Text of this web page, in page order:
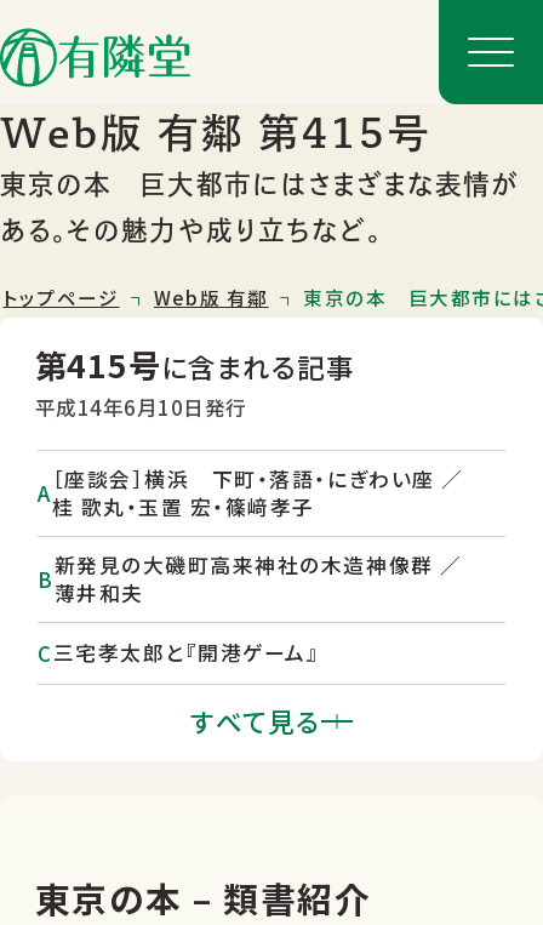
店舗一覧
店舗のご案内
Web版 有鄰 第415号
東京の本 巨大都市にはさまざまな表情が
ある。その魅力や成り立ちなど。
トップページ Web版 有鄰 東京の本 巨大都市には
第415号に含まれる記事
平成14年6月10日発行
［座談会］横浜 下町・落語・にぎわい座 ／
桂 歌丸・玉置 宏・篠﨑孝子
新発見の大磯町高来神社の木造神像群 ／
薄井和夫
三宅孝太郎と『開港ゲーム』
『非情銀行』／江上 剛 ほか
すべて見る
東京の本 – 類書紹介